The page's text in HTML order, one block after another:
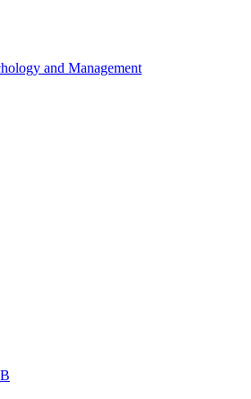
and Management